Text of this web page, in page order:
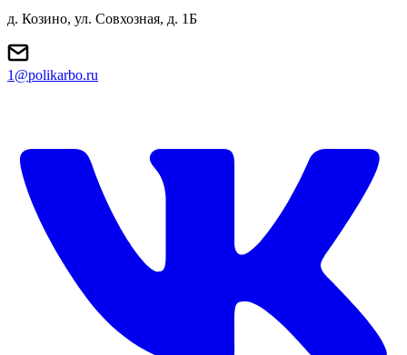
д. Козино, ул. Совхозная, д. 1Б
1@polikarbo.ru